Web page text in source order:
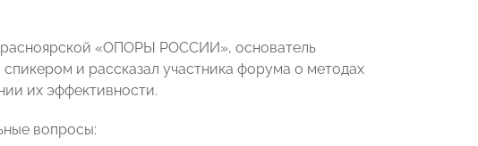
«ОПОРЫ РОССИИ», основатель
спикером и рассказал участника форума о методах
их эффективности.
вопросы: